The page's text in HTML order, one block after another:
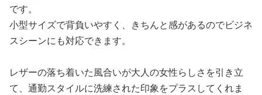
です。
小型サイズで背負いやすく、きちんと感があるのでビジネ
スシーンにも対応できます。
レザーの落ち着いた風合いが大人の女性らしさを引き立
て、通勤スタイルに洗練された印象をプラスしてくれま